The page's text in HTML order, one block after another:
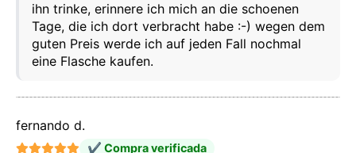
ihn trinke, erinnere ich mich an die schoenen
Tage, die ich dort verbracht habe :-) wegen dem
guten Preis werde ich auf jeden Fall nochmal
eine Flasche kaufen.
fernando d.
✔ Compra verificada
Este sitio web utiliza cookies